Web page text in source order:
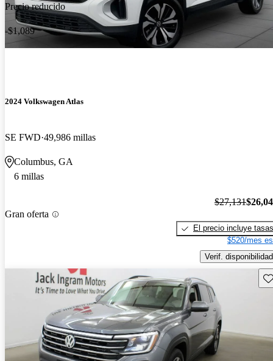
Precio reducido
-$1,089
2024 Volkswagen Atlas
SE FWD 49,986 millas
Columbus, GA
6 millas
Gran oferta
$27,131
El precio incluye tasas
$520/mes
Verif. disponibilidad